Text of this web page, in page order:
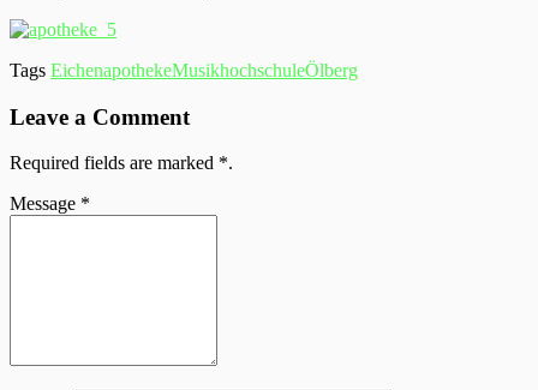
Tags EichenapothekeMusikhochschuleÖlberg
Leave a Comment
Required fields are marked *.
Message *